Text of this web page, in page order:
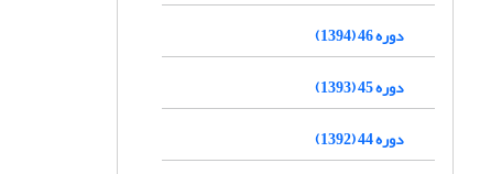
دوره 46 (1394)
دوره 45 (1393)
دوره 44 (1392)